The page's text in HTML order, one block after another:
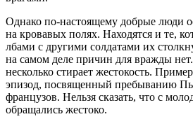
Однако по-настоящему добрые люди
на кровавых полях. Находятся и те,
лбами с другими солдатами их
на самом деле причин для вражды
несколько стирает жестокость.
эпизод, посвященный пребыванию
французов. Нельзя сказать, что с
обращались жестоко.